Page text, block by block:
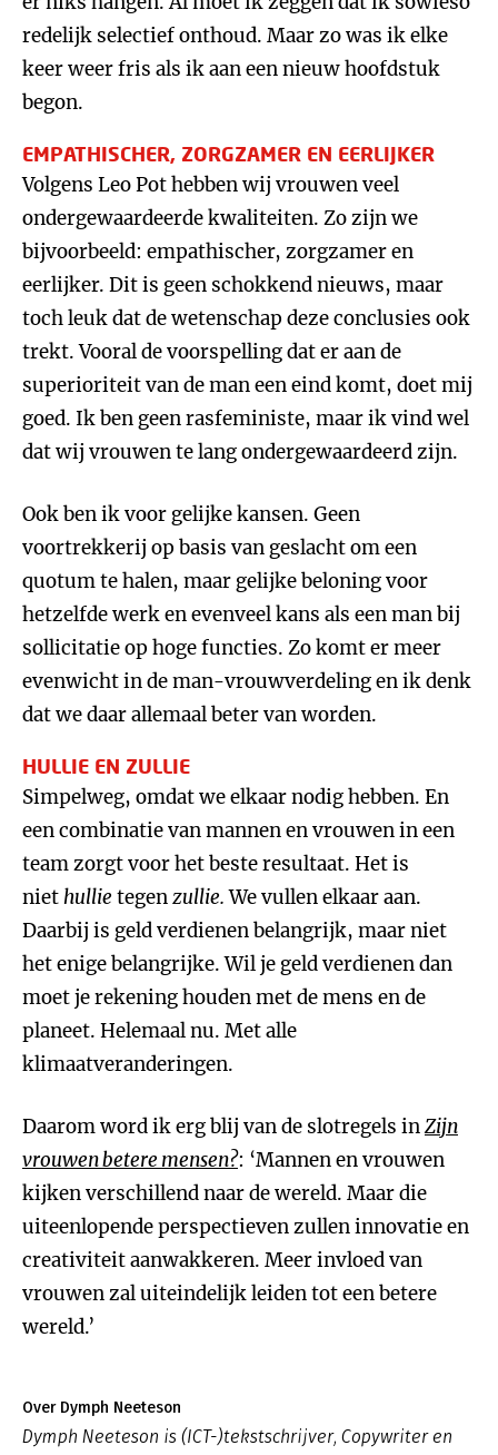
redelijk selectief onthoud. Maar zo was ik elke
keer weer fris als ik aan een nieuw hoofdstuk
begon.
EMPATHISCHER, ZORGZAMER EN EERLIJKER
Volgens Leo Pot hebben wij vrouwen veel
ondergewaardeerde kwaliteiten. Zo zijn we
bijvoorbeeld: empathischer, zorgzamer en
eerlijker. Dit is geen schokkend nieuws, maar
toch leuk dat de wetenschap deze conclusies ook
trekt. Vooral de voorspelling dat er aan de
superioriteit van de man een eind komt, doet mij
goed. Ik ben geen rasfeministe, maar ik vind wel
dat wij vrouwen te lang ondergewaardeerd zijn.
Ook ben ik voor gelijke kansen. Geen
voortrekkerij op basis van geslacht om een
quotum te halen, maar gelijke beloning voor
hetzelfde werk en evenveel kans als een man bij
sollicitatie op hoge functies. Zo komt er meer
evenwicht in de man-vrouwverdeling en ik denk
dat we daar allemaal beter van worden.
HULLIE EN ZULLIE
Simpelweg, omdat we elkaar nodig hebben. En
een combinatie van mannen en vrouwen in een
team zorgt voor het beste resultaat. Het is
niethullie tegenzullie.We vullen elkaar aan.
Daarbij is geld verdienen belangrijk, maar niet
het enige belangrijke. Wil je geld verdienen dan
moet je rekening houden met de mens en de
planeet. Helemaal nu. Met alle
klimaatveranderingen.
Daarom word ik erg blij van de slotregels inZijn
vrouwen betere mensen?: ‘Mannen en vrouwen
kijken verschillend naar de wereld. Maar die
uiteenlopende perspectieven zullen innovatie en
creativiteit aanwakkeren. Meer invloed van
vrouwen zal uiteindelijk leiden tot een betere
wereld.’
Over Dymph Neeteson
Dymph Neeteson is (ICT-)tekstschrijver, Copywriter en